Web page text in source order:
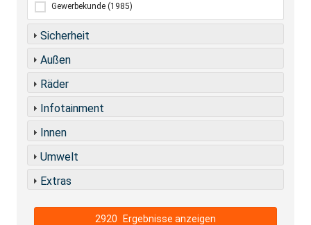
Gewerbekunde (1985)
Sicherheit
Außen
Räder
Infotainment
Innen
Umwelt
Extras
2920 Ergebnisse anzeigen